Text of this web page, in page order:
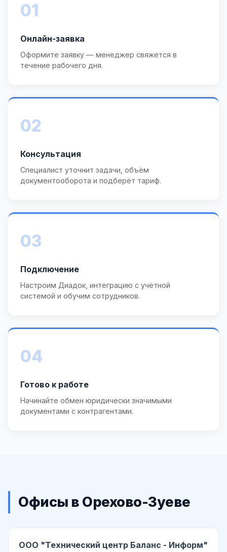
01
Онлайн-заявка
Оформите заявку — менеджер свяжется в
течение рабочего дня.
02
Консультация
Специалист уточнит задачи, объём
документооборота и подберёт тариф.
03
Подключение
Настроим Диадок, интеграцию с учётной
системой и обучим сотрудников.
04
Готово к работе
Начинайте обмен юридически значимыми
документами с контрагентами.
Офисы в Орехово-Зуеве
ООО "Технический центр Баланс - Информ"